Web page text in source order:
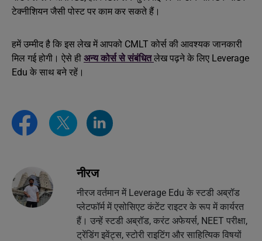
टेक्नीशियन जैसी पोस्ट पर काम कर सकते हैं।
हमें उम्मीद है कि इस लेख में आपको CMLT कोर्स की आवश्यक जानकारी
मिल गई होगी। ऐसे ही अन्य कोर्स से संबंधितलेख पढ़ने के लिए Leverage
Edu के साथ बने रहें।
नीरज
नीरज वर्तमान में Leverage Edu के स्टडी अब्रॉड
प्लेटफॉर्म में एसोसिएट कंटेंट राइटर के रूप में कार्यरत
हैं। उन्हें स्टडी अब्रॉड, करंट अफेयर्स, NEET परीक्षा,
ट्रेंडिंग इवेंट्स, स्टोरी राइटिंग और साहित्यिक विषयों